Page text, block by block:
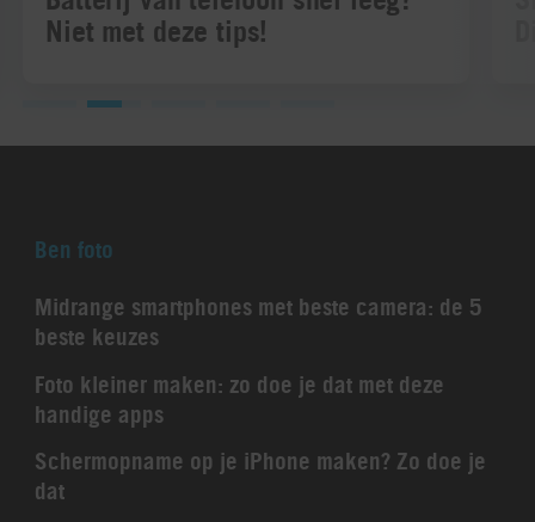
Niet met deze tips!
Ben foto
Midrange smartphones met beste camera: de 5
beste keuzes
Foto kleiner maken: zo doe je dat met deze
handige apps
Schermopname op je iPhone maken? Zo doe je
dat